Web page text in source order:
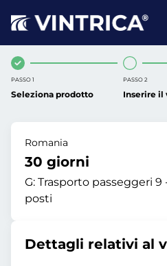
PASSO 1
Seleziona prodotto
PASSO 2
Inserire il
Romania
30 giorni
G: Trasporto passeggeri 9
posti
Dettagli relativi al